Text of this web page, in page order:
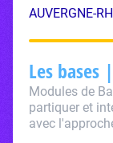
AUVERGNE-
Les bases
Modules de
partiquer et
avec